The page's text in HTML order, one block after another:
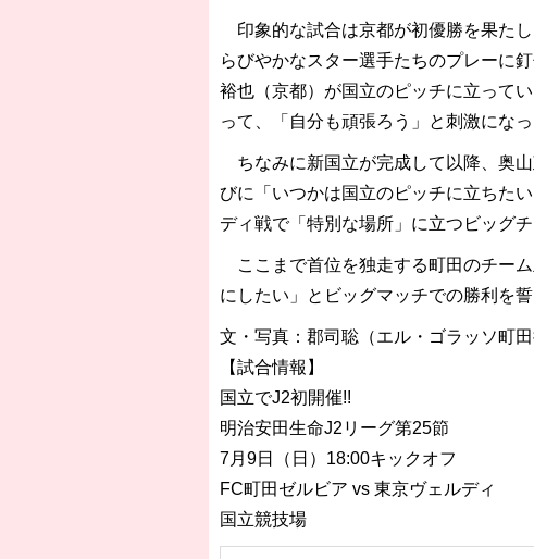
印象的な試合は京都が初優勝を果た
らびやかなスター選手たちのプレーに
裕也（京都）が国立のピッチに立って
って、「自分も頑張ろう」と刺激にな
ちなみに新国立が完成して以降、奥
びに「いつかは国立のピッチに立ちた
ディ戦で「特別な場所」に立つビッグ
ここまで首位を独走する町田のチー
にしたい」とビッグマッチでの勝利を誓
文・写真：郡司聡（エル・ゴラッソ町田
【試合情報】
国立でJ2初開催!!
明治安田生命J2リーグ第25節
7月9日（日）18:00キックオフ
FC町田ゼルビア vs 東京ヴェルディ
国立競技場